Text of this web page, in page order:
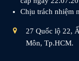
Chịu trách nhiệm
27 Quốc lộ 22,
Môn, Tp.HCM.